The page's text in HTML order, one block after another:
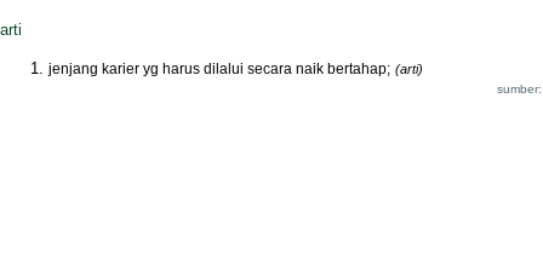
arti
jenjang karier yg harus dilalui secara naik bertahap; (arti)